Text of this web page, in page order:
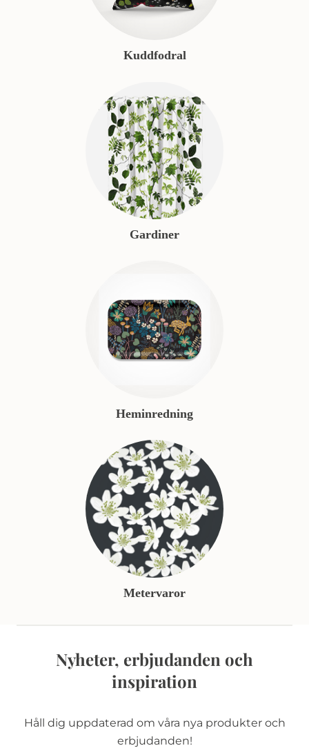
Kuddfodral
Gardiner
Heminredning
Metervaror
Nyheter, erbjudanden och
inspiration
Håll dig uppdaterad om våra nya produkter och
erbjudanden!